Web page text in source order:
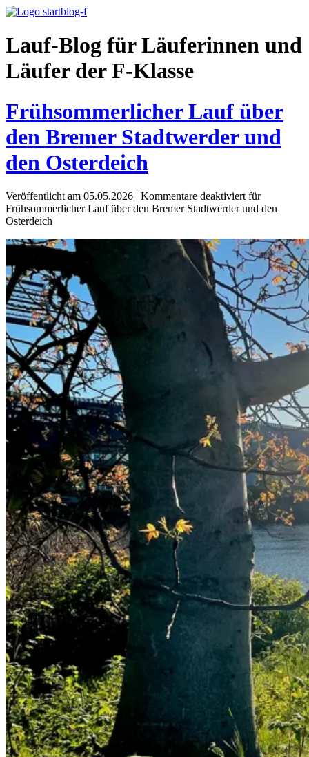
Lauf-Blog für Läuferinnen und
Läufer der F-Klasse
Frühsommerlicher Lauf über
den Bremer Stadtwerder und
den Osterdeich
Veröffentlicht am 05.05.2026 | Kommentare deaktiviert für
Frühsommerlicher Lauf über den Bremer Stadtwerder und den
Osterdeich